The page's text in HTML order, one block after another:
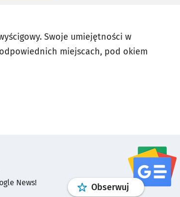
Swoje umiejętności w
miejscach, pod okiem
News!
Obserwuj profilgoogle